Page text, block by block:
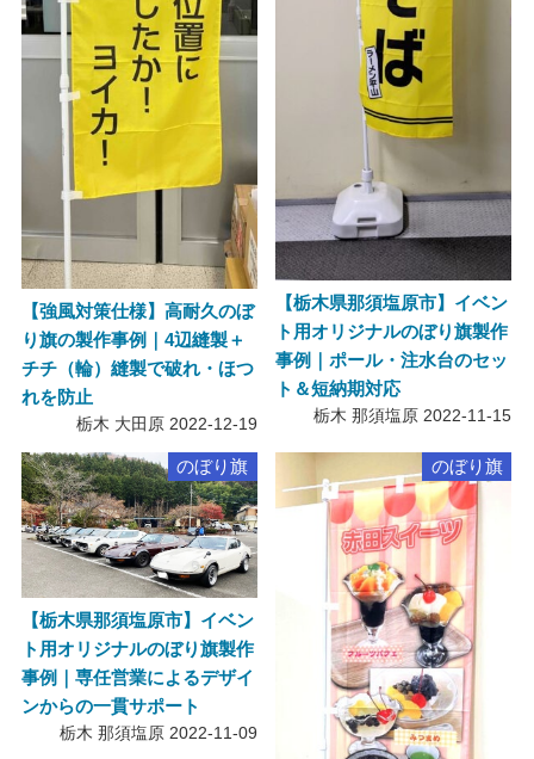
【強風対策仕様】高耐久のぼ
り旗の製作事例｜4辺縫製＋
チチ（輪）縫製で破れ・ほつ
れを防止
栃木 大田原 2022-12-19
【栃木県那須塩原市】イベン
ト用オリジナルのぼり旗製作
事例｜ポール・注水台のセッ
ト＆短納期対応
栃木 那須塩原 2022-11-15
のぼり旗
【栃木県那須塩原市】イベン
ト用オリジナルのぼり旗製作
事例｜専任営業によるデザイ
ンからの一貫サポート
栃木 那須塩原 2022-11-09
のぼり旗